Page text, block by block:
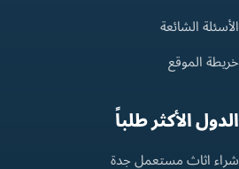
الأسئلة الشائعة
خريطة الموقع
الدول الأكثر طلباً
شراء اثاث مستعمل جدة